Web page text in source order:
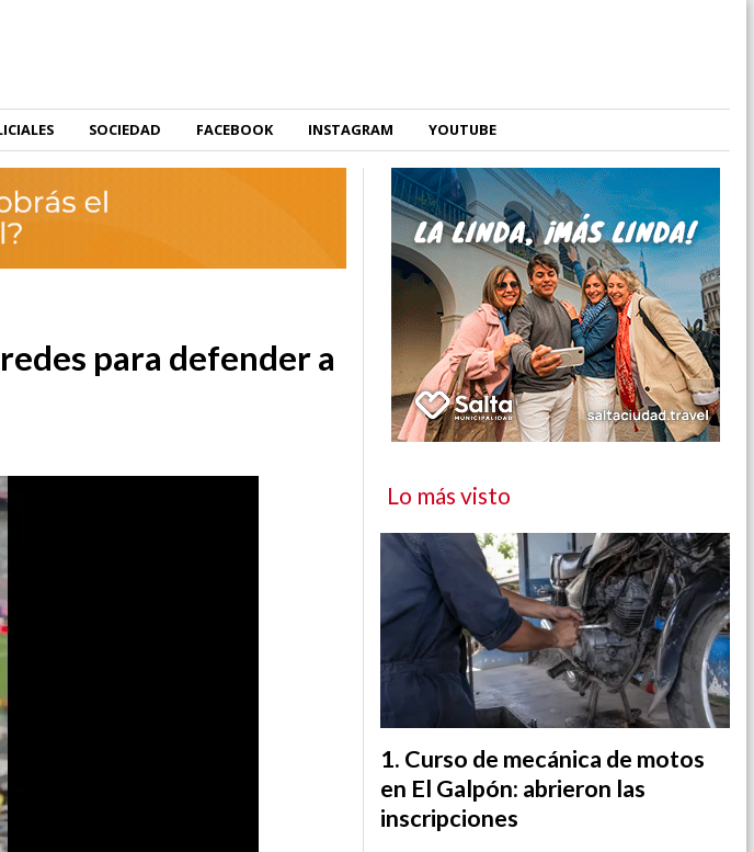
SOCIEDAD FACEBOOK INSTAGRAM YOUTUBE
para defender a
Lo más visto
Curso de mecánica de motos
en El Galpón: abrieron las
inscripciones